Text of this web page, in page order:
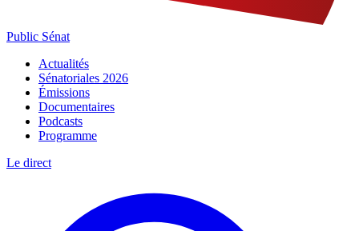
Public Sénat
Actualités
Sénatoriales 2026
Émissions
Documentaires
Podcasts
Programme
Le direct